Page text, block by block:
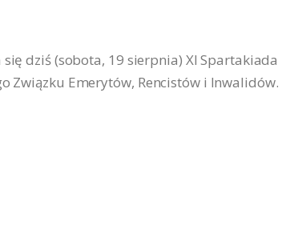
dziś (sobota, 19 sierpnia) XI Spartakiada
Związku Emerytów, Rencistów i Inwalidów.